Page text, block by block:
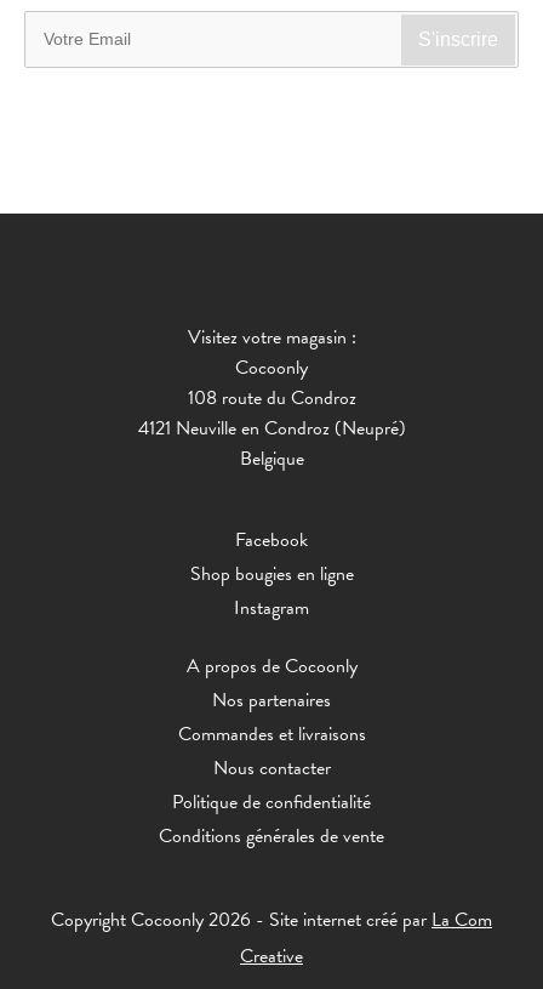
Visitez votre magasin :
Cocoonly
108 route du Condroz
4121 Neuville en Condroz (Neupré)
Belgique
Facebook
Shop bougies en ligne
Instagram
A propos de Cocoonly
Nos partenaires
Commandes et livraisons
Nous contacter
Politique de confidentialité
Conditions générales de vente
Copyright Cocoonly 2026 - Site internet créé parLa Com
Creative